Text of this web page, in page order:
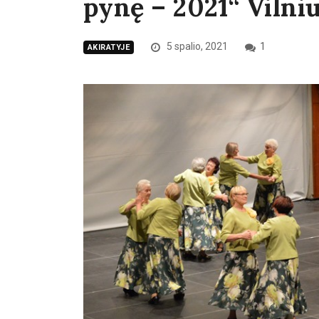
pynę – 2021“
AKIRATYJE 5 spalio, 2021 1